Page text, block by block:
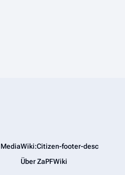
MediaWiki:Citizen-footer-desc
Über ZaPFWiki